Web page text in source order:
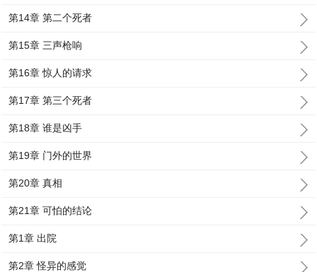
第14章 第二个死者
第15章 三声枪响
第16章 惊人的请求
第17章 第三个死者
第18章 谁是凶手
第19章 门外的世界
第20章 真相
第21章 可怕的结论
第1章 出院
第2章 怪异的感觉